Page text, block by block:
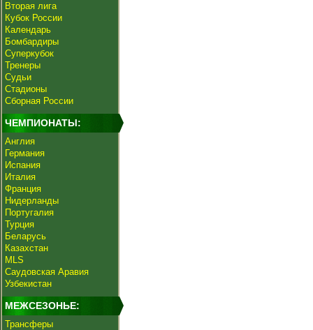
Вторая лига
Кубок России
Календарь
Бомбардиры
Суперкубок
Тренеры
Судьи
Стадионы
Сборная России
ЧЕМПИОНАТЫ:
Англия
Германия
Испания
Италия
Франция
Нидерланды
Португалия
Турция
Беларусь
Казахстан
MLS
Саудовская Аравия
Узбекистан
МЕЖСЕЗОНЬЕ:
Трансферы